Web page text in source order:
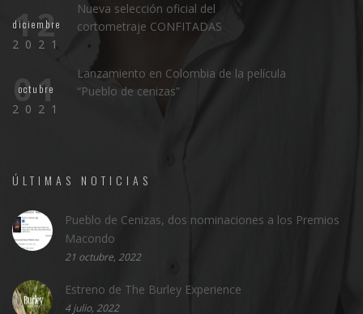
12
diciembre
2021
Nueva selección oficial del
cortometraje CONFITADAS
01
octubre
2021
Lanzamiento en Colombia de la película
“Pueblo de cenizas”
ÚLTIMAS NOTICIAS
Pueblo de Cenizas, dos nominaciones a los Premios
Macondo
21 octubre, 2022
Estreno de The Burley Experience
4 julio, 2022